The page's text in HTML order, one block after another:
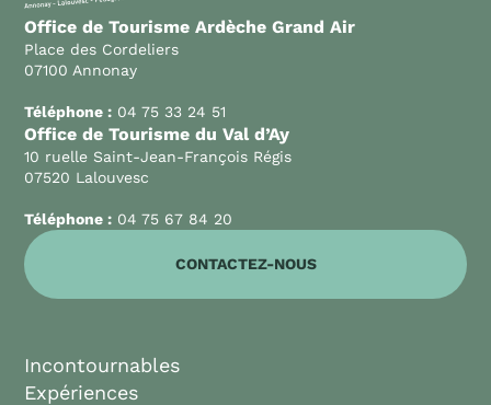
Office de Tourisme Ardèche Grand Air
Place des Cordeliers
07100 Annonay
Téléphone : 04 75 33 24 51
Office de Tourisme du Val d’Ay
10 ruelle Saint-Jean-François Régis
07520 Lalouvesc
Téléphone : 04 75 67 84 20
CONTACTEZ-NOUS
Incontournables
Expériences